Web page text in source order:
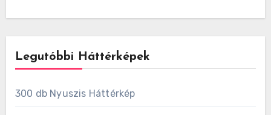
Legutóbbi Háttérképek
300 db Nyuszis Háttérkép